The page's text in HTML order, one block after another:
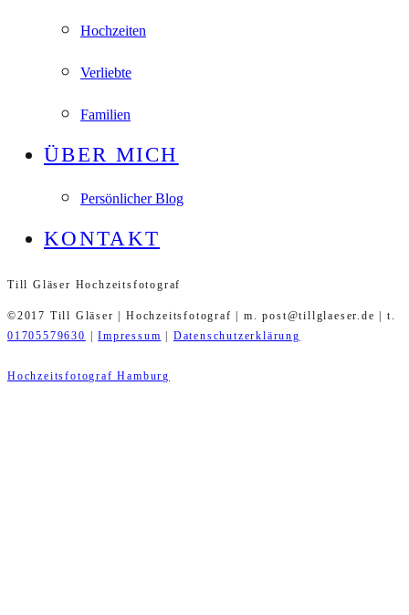
Hochzeiten
Verliebte
Familien
ÜBER MICH
Persönlicher Blog
KONTAKT
Till Gläser Hochzeitsfotograf
©2017 Till Gläser | Hochzeitsfotograf | m. post@tillglaeser.de | t.
01705579630
|Impressum Datenschutzerklärung
Hochzeitsfotograf Hamburg